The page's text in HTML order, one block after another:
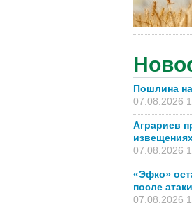
Пошлина
07.08.2026
Аграриев
07.08.2026
«Эфко»
после атаки
07.08.2026